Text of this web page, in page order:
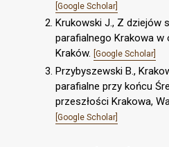
[Google Scholar]
Krukowski J., Z dziejów
parafialnego Krakowa w
Kraków. [Google Scholar]
Przybyszewski B.,
parafialne przy końcu
przeszłości Krakowa,
[Google Scholar]